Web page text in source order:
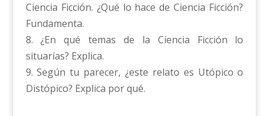
Ciencia Ficción. ¿Qué lo hace de Ciencia Ficción?
Fundamenta.
8. ¿En qué temas de la Ciencia Ficción lo
situarías? Explica.
9. Según tu parecer, ¿este relato es Utópico o
Distópico? Explica por qué.